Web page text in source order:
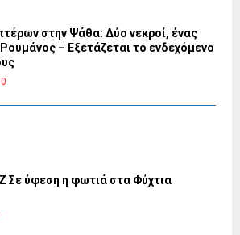
στην Ψάθα: Δύο νεκροί, ένας
– Εξετάζεται το ενδεχόμενο
0
Σε ύφεση η φωτιά στα Φύχτια